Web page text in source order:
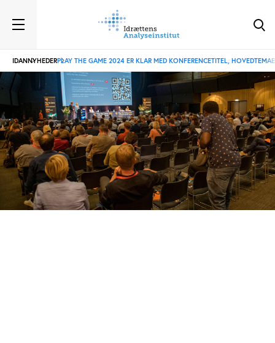
IDANNYHEDERPLAY THE GAME 2024 ER KLAR MED KONFERENCETITEL,